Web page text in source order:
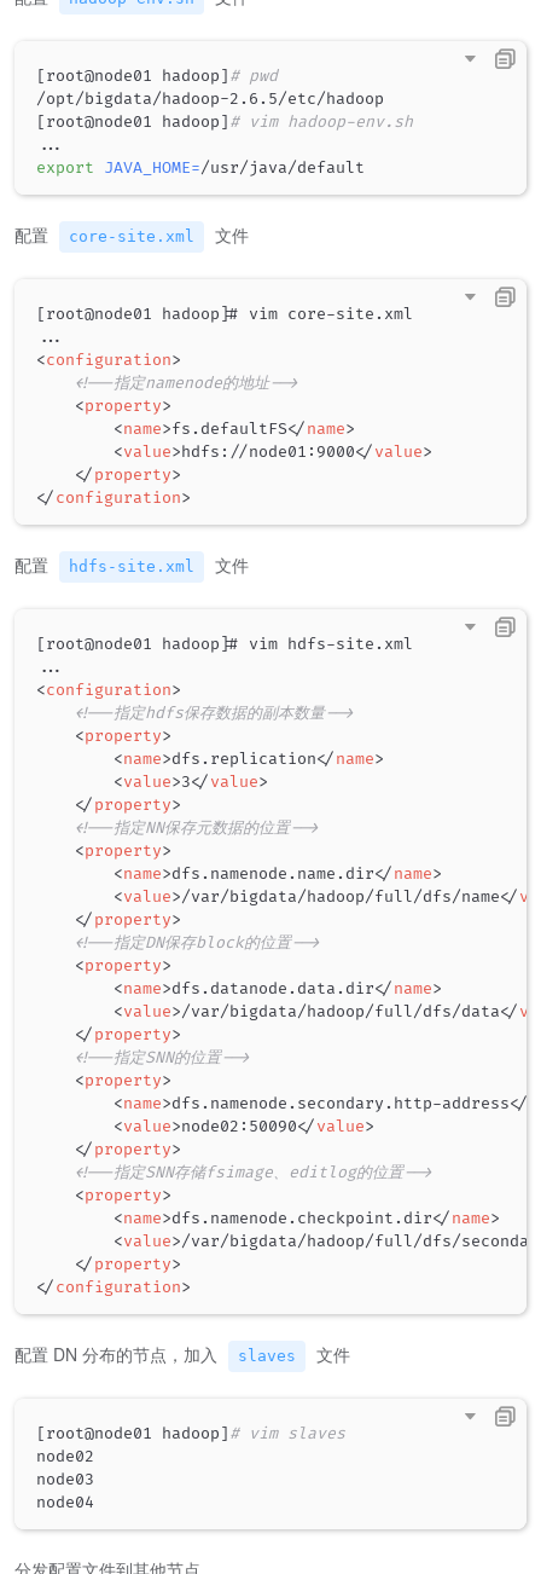
[root@node01 hadoop] # pwd
[root@node01 hadoop] # vim hadoop-env.sh
..
export
JAVA_HOME=
配置 core-site.xml 文件
[root@node01 hadoop]# vim core-site.xml
<configuration>
<!--指定namenode的地址-->
<property>
<name>fs.defaultFS</name>
<value>hdfs://node01:9000</value>
</property>
</configuration>
配置 hdfs-site.xml 文件
[root@node01 hadoop]# vim hdfs-site.xml
<configuration>
<!--指定hdfs保存数据的副本数量-->
<property>
<name>dfs.replication</name>
<value>3</value>
</property>
<!--指定NN保存元数据的位置-->
<property>
<name>dfs.namenode.name.dir</name>
<value>/var/bigdata/hadoop/full/dfs/name</
</property>
<!--指定DN保存block的位置-->
<property>
<name>dfs.datanode.data.dir</name>
<value>/var/bigdata/hadoop/full/dfs/data</
</property>
<!--指定SNN的位置-->
<property>
<name>dfs.namenode.secondary.http-address</
<value>node02:50090</value>
</property>
<!--指定SNN存储fsimage、editlog的位置-->
<property>
<name>dfs.namenode.checkpoint.dir</name>
<value>/var/bigdata/hadoop/full/dfs/
</property>
</configuration>
配置 DN 分布的节点，加入 slaves 文件
[root@node01 hadoop] # vim slaves
node02
node03
分发配置文件到其他节点